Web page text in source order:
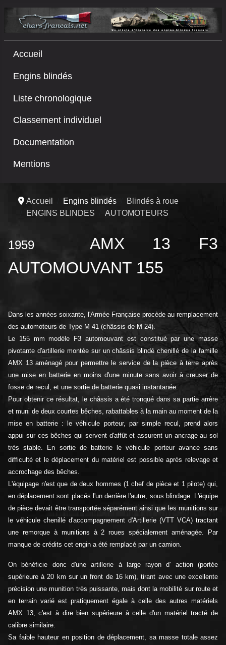
Accueil
Engins blindés
Liste chronologique
Classement individuel
Documentation
Mentions
Accueil Engins blindés
Blindés à roue
ENGINS BLINDES
AUTOMOTEURS
1959
AMX 13 F3
AUTOMOUVANT 155
Dans les années soixante, l'Armée Française procède au remplacement
des automoteurs de Type M 41 (châssis de M 24).
Le 155 mm modèle F3 automouvant est constitué par une masse
pivotante d'artillerie montée sur un châssis blindé chenillé de la famille
AMX 13 aménagé pour permettre le service de la pièce à terre après
une mise en batterie en moins d'une minute sans avoir à creuser de
fosse de recul, et une sortie de batterie quasi instantanée.
Pour obtenir ce résultat, le châssis a été tronqué dans sa partie arrère
et muni de deux courtes bêches, rabattables à la main au moment de la
mise en batterie : le véhicule porteur, par simple recul, prend alors
appui sur ces bêches qui servent d'affût et assurent un ancrage au sol
très stable. En sortie de batterie le véhicule porteur avance sans
difficulté et le déplacement du matériel est possible après relevage et
accrochage des bêches.
L'équipage n'est que de deux hommes (1 chef de pièce et 1 pilote) qui,
en déplacement sont placés l'un derrière l'autre, sous blindage. L'équipe
de pièce devait être transportée séparément ainsi que les munitions sur
le véhicule chenillé d'accompagnement d'Artillerie (VTT VCA) tractant
une remorque à munitions à 2 roues spécialement aménagée. Par
manque de crédits cet engin a été remplacé par un camion.
On bénéficie donc d'une artillerie à large rayon d' action (portée
supérieure à 20 km sur un front de 16 km), tirant avec une excellente
précision une munition très puissante, mais dont la mobilité sur route et
en terrain varié est pratiquement égale à celle des autres matériels
AMX 13, c'est à dire bien supérieure à celle d'un matériel tracté de
calibre similaire.
Sa faible hauteur en position de déplacement, sa masse totale assez